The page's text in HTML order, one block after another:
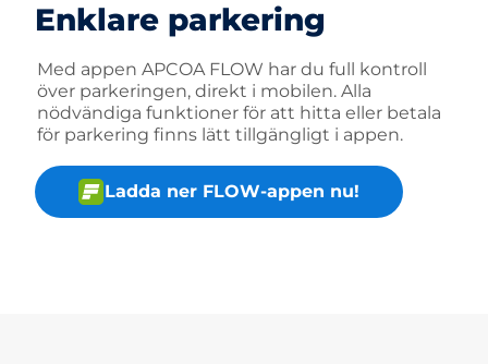
Enklare parkering
Med appen APCOA FLOW har du full kontroll
över parkeringen, direkt i mobilen. Alla
nödvändiga funktioner för att hitta eller betala
för parkering finns lätt tillgängligt i appen.
Ladda ner FLOW-appen nu!